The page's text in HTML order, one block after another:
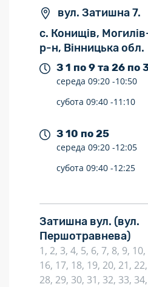
вул. Затишна 7.
с. Конищів,
р-н, Вінницька обл.
З 1 по 9 та 26 по
середа 09:20 -10:50
субота 09:40 -11:10
З 10 по 25
середа 09:20 -12:05
субота 09:40 -12:25
Затишна вул. (вул.
Першотравнева)
1, 2, 3, 4, 5, 6, 7, 8, 9,
16, 17, 18, 19, 20, 21,
28, 29, 30, 31, 32, 33,